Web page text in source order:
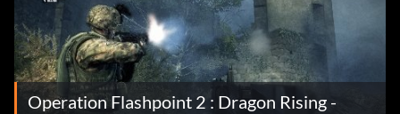
Operation Flashpoint 2 : Dragon Rising -